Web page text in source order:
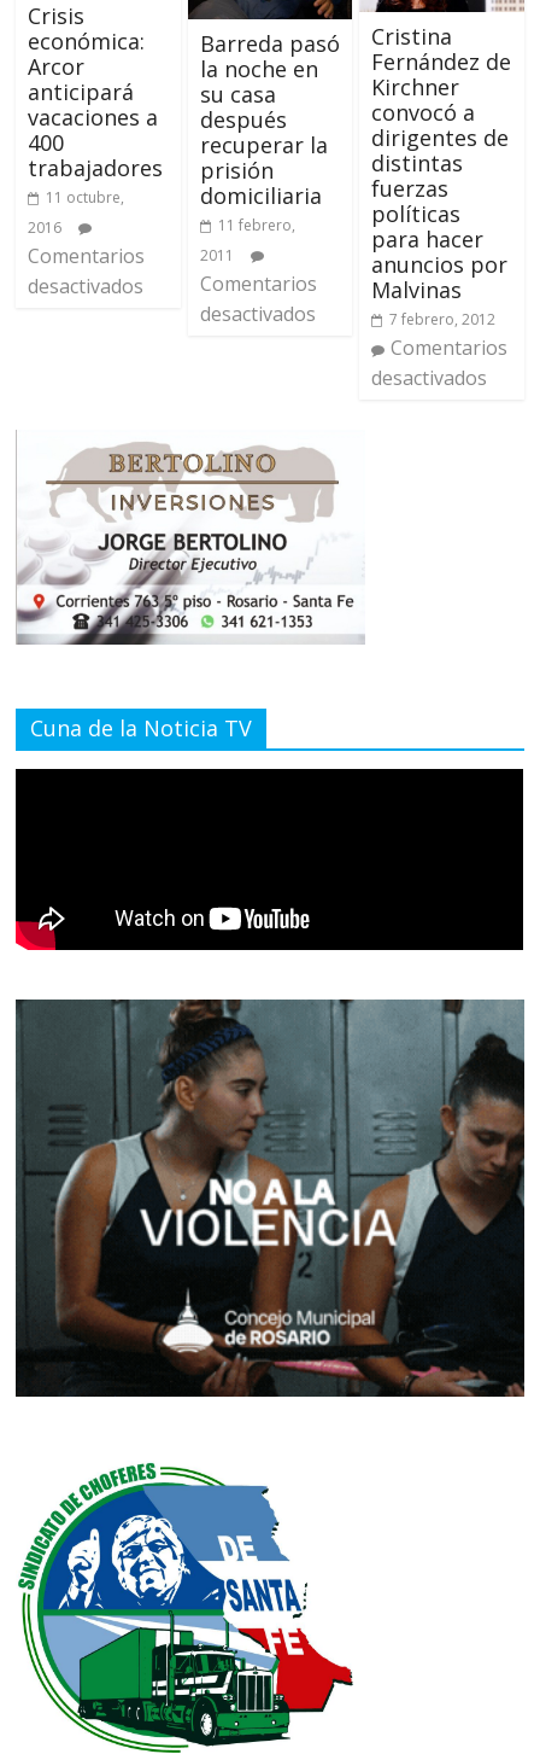
Crisis
económica:
Arcor
anticipará
vacaciones a
400
trabajadores
11 octubre,
2016
Comentarios
desactivados
Barreda pasó
la noche en
su casa
después
recuperar la
prisión
domiciliaria
11 febrero,
2011
Comentarios
desactivados
Cristina
Fernández de
Kirchner
convocó a
dirigentes de
distintas
fuerzas
políticas
para hacer
anuncios por
Malvinas
7 febrero, 2012
Comentarios
desactivados
Cuna de la Noticia TV